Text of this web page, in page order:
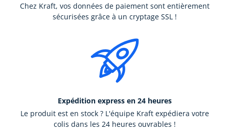
Chez Kraft, vos données de paiement sont entièrement
sécurisées grâce à un cryptage SSL !
Expédition express en 24 heures
Le produit est en stock ? L'équipe Kraft expédiera votre
colis dans les 24 heures ouvrables !